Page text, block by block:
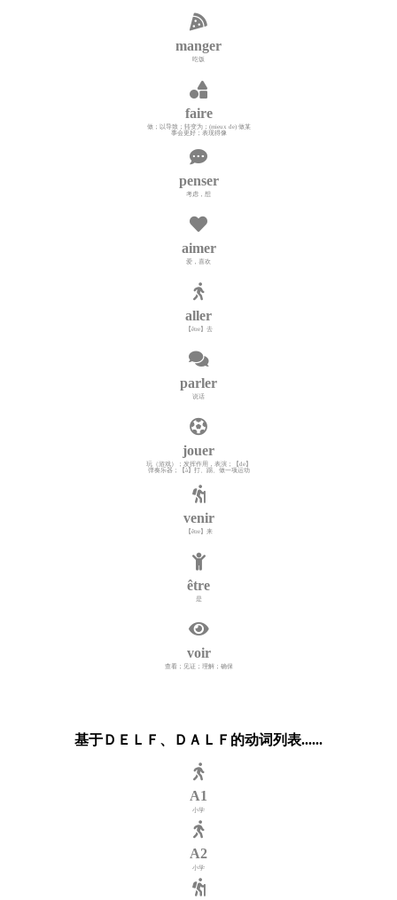
manger
吃饭
faire
做；以导致；转变为；(mieux de) 做某
事会更好；表现得像
penser
考虑，想
aimer
爱，喜欢
aller
【être】去
parler
说话
jouer
玩（游戏）；发挥作用，表演；【de】
弹奏乐器；【à】打、踢、做一项运动
venir
【être】来
être
是
voir
查看；见证；理解；确保
基于ＤＥＬＦ、ＤＡＬＦ的动词列表......
A1
小学
A2
小学